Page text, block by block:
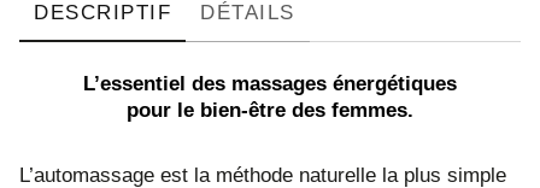
DESCRIPTIF DÉTAILS
L’essentiel des massages énergétiques
pour le bien-être des femmes.
L’automassage est la méthode naturelle la plus simple